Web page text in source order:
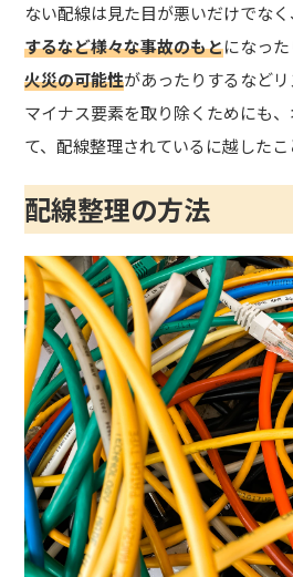
ない配線は見た目が悪いだけでな
するなど様々な事故のもとになっ
火災の可能性があったりするなどリ
マイナス要素を取り除くためにも
て、配線整理されているに越したこ
配線整理の方法